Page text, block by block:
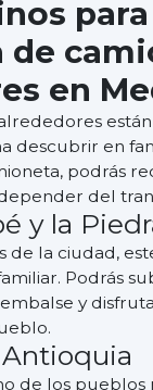
de
en
descubrir en
podrás
del
y la
de la ciudad,
Podrás
y
de los pueblos